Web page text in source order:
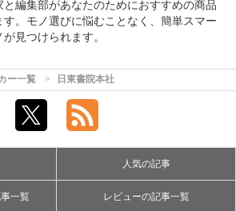
編集部があなたのためにおすすめの商品
。モノ選びに悩むことなく、簡単スマー
見つけられます。
ー一覧 日東書院本社
人気の記事
一覧 レビューの記事一覧